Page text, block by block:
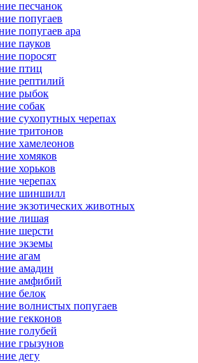
песчанок
попугаев
попугаев ара
пауков
поросят
птиц
рептилий
рыбок
собак
сухопутных черепах
тритонов
хамелеонов
хомяков
хорьков
черепах
шиншилл
экзотических животных
лишая
шерсти
экземы
агам
амадин
амфибий
белок
волнистых попугаев
гекконов
голубей
грызунов
дегу